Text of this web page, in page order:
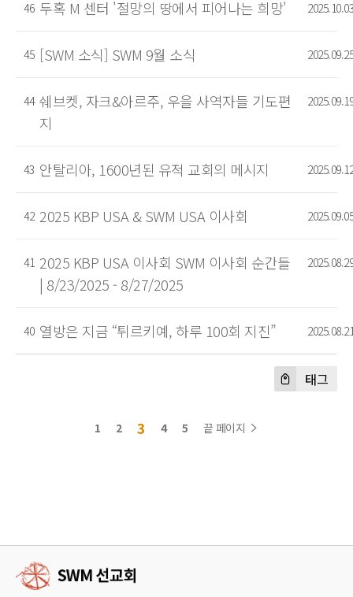
46 두혹 M 센터 '절망의 땅에서 피어나는 희망' 2025.10.03
45 [SWM 소식] SWM 9월 소식 2025.09.25
44 쉐브켓, 자크&아르주, 우을 사역자들 기도편
지
2025.09.19
43 안탈리아, 1600년된 유적 교회의 메시지 2025.09.12
42 2025 KBP USA & SWM USA 이사회 2025.09.05
41 2025 KBP USA 이사회 SWM 이사회 순간들
| 8/23/2025 - 8/27/2025
2025.08.29
40 열방은 지금 “튀르키예, 하루 100회 지진” 2025.08.21
태그
1 2 3 4 5 끝 페이지